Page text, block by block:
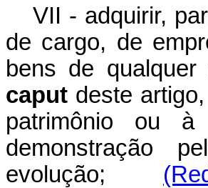
VII - adquirir,
de cargo, de
bens de
caput deste
patrimônio ou
demonstração
evolução;